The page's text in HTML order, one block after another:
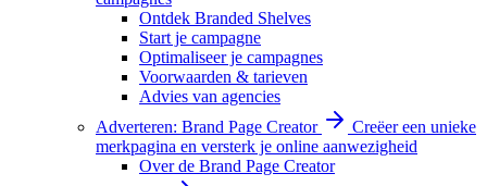
Ontdek Branded Shelves
Start je campagne
Optimaliseer je campagnes
Voorwaarden & tarieven
Advies van agencies
Adverteren: Brand Page Creator
Creëer een unieke
merkpagina en versterk je online aanwezigheid
Over de Brand Page Creator